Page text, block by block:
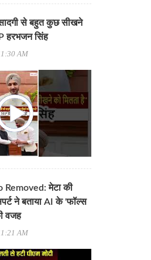
से बहुत कुछ सीखने
हरभजन सिंह
AM
मेटा की
ने बताया AI के 'फॉल्स
वजह
AM